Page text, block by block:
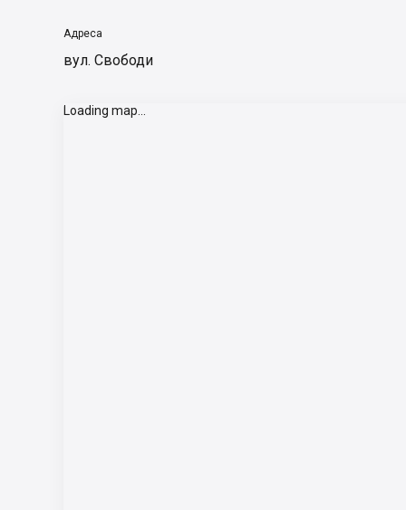
Адреса
вул. Свободи
Loading map...